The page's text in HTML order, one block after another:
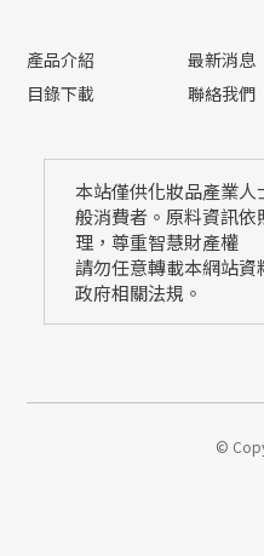
產品介紹 最新消息
目錄下載
聯絡我們
本站僅供化妝品產業
般消費者。原料資訊
理，尊重智慧財產權
請勿任意轉載本網站
政府相關法規。
©